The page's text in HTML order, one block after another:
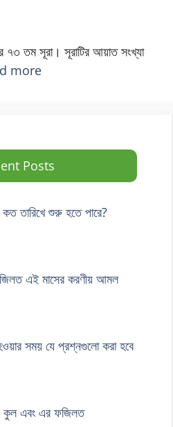
৭৩ তম সূরা। সূরাটির আয়াত সংখ্যা
more
Posts
তারিখে শুরু হতে পারে?
এই মাসের করণীয় আমল
সময় যে প্রশ্নগুলো করা হবে
কুল এবং এর ফজিলত